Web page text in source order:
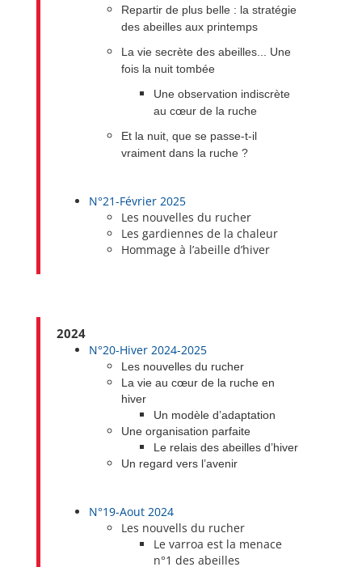
Repartir de plus belle : la stratégie
des abeilles aux printemps
La vie secrète des abeilles... Une
fois la nuit tombée
Une observation indiscrète
au cœur de la ruche
Et la nuit, que se passe-t-il
vraiment dans la ruche ?
N°21-Février 2025
Les nouvelles du rucher
Les gardiennes de la chaleur
Hommage à l’abeille d’hiver
2024
N°20-Hiver 2024-2025
Les nouvelles du rucher
La vie au cœur de la ruche en
hiver
Un modèle d’adaptation
Une organisation parfaite
Le relais des abeilles d’hiver
Un regard vers l’avenir
N°19-Aout 2024
Les nouvells du rucher
Le varroa est la menace
n°1 des abeilles